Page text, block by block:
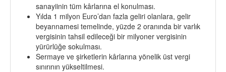
sanayiinin tüm kârlarına el konulması.
Yılda 1 milyon Euro’dan fazla geliri olanlara, gelir
beyannamesi temelinde, yüzde 2 oranında bir varlık
vergisinin tahsil edileceği bir milyoner vergisinin
yürürlüğe sokulması.
Sermaye ve şirketlerin kârlarına yönelik üst vergi
sınırının yükseltilmesi.